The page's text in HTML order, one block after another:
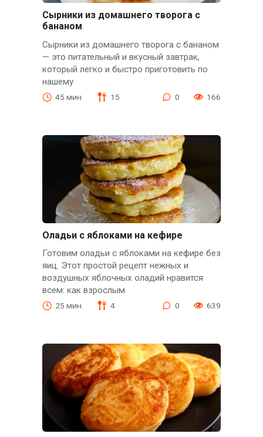
Сырники из домашнего творога с
бананом
Сырники из домашнего творога с бананом
— это питательный и вкусный завтрак,
который легко и быстро приготовить по
нашему
45 мин. 15 0 166
Оладьи с яблоками на кефире
Готовим оладьи с яблоками на кефире без
яиц. Этот простой рецепт нежных и
воздушных яблочных оладий нравится
всем: как взрослым
25 мин. 4 0 639